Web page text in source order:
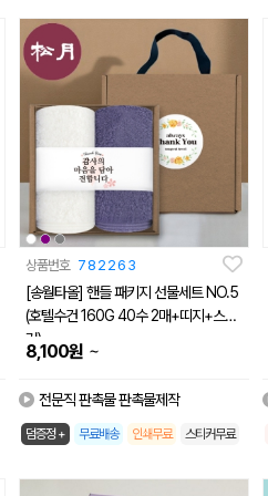
상품번호 782263
[송월타올] 핸들 패키지 선물세트 NO.5
(호텔수건 160G 40수 2매+띠지+스티
커)
8,100원 ~
전문직 판촉물 판촉물제작
덤증정 + 무료배송 인쇄무료 스티커무료